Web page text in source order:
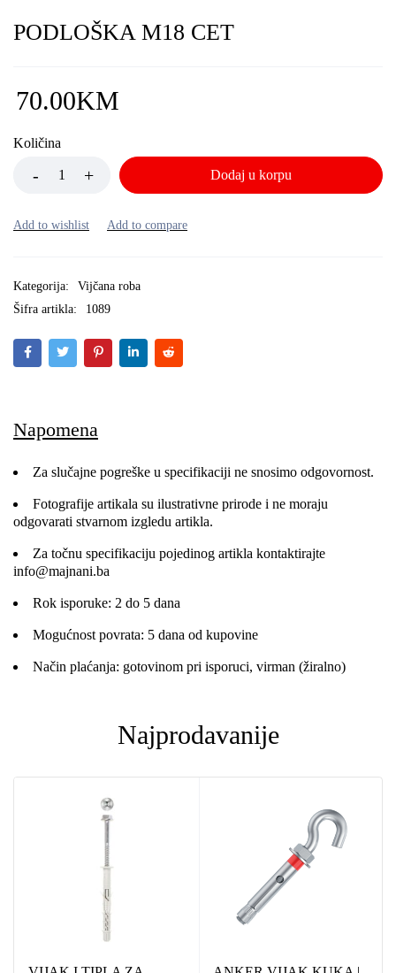
PODLOŠKA M18 CET
70.00KM
Količina
Dodaj u korpu
Kategorija:
Vijčana roba
Šifra artikla:
1089
Napomena
Za slučajne pogreške u specifikaciji ne snosimo odgovornost.
Fotografije artikala su ilustrativne prirode i ne moraju
odgovarati stvarnom izgledu artikla.
Za točnu specifikaciju pojedinog artikla kontaktirajte
info@majnani.ba
Rok isporuke: 2 do 5 dana
Mogućnost povrata: 5 dana od kupovine
Način plaćanja: gotovinom pri isporuci, virman (žiralno)
Najprodavanije